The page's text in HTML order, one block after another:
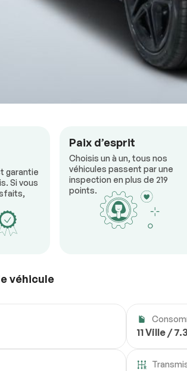
garantie
Si vous
Paix d’esprit
Choisis un à un, tous nos
véhicules passent par une
inspection en plus de 219
points.
véhicule
11 Ville /